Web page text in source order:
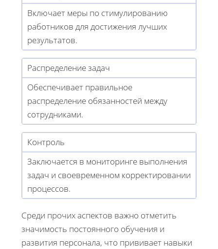
Включает меры по стимулированию
работников для достижения лучших
результатов.
Распределение задач
Обеспечивает правильное
распределение обязанностей между
сотрудниками.
Контроль
Заключается в мониторинге выполнения
задач и своевременном корректировании
процессов.
Среди прочих аспектов важно отметить
значимость постоянного обучения и
развития персонала, что прививает навыки